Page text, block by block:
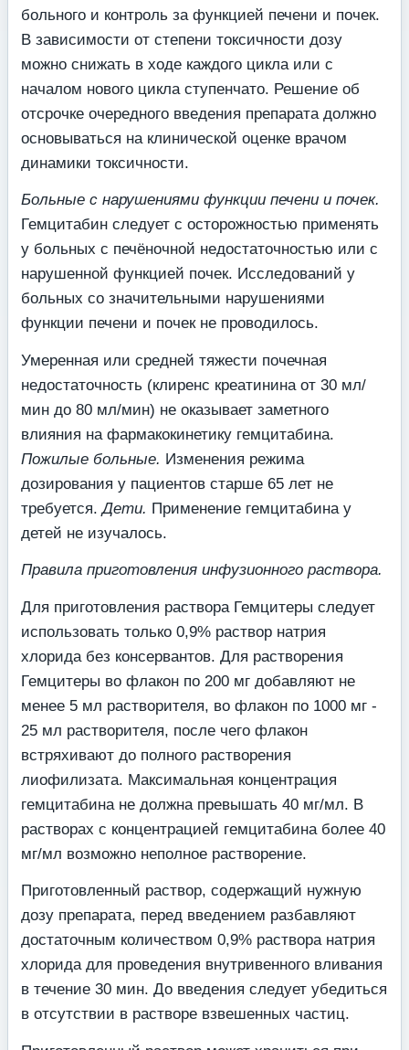
больного и контроль за функцией печени и почек.
В зависимости от степени токсичности дозу
можно снижать в ходе каждого цикла или с
началом нового цикла ступенчато. Решение об
отсрочке очередного введения препарата должно
основываться на клинической оценке врачом
динамики токсичности.
Больные с нарушениями функции печени и почек.
Гемцитабин следует с осторожностью применять
у больных с печёночной недостаточностью или с
нарушенной функцией почек. Исследований у
больных со значительными нарушениями
функции печени и почек не проводилось.
Умеренная или средней тяжести почечная
недостаточность (клиренс креатинина от 30 мл/
мин до 80 мл/мин) не оказывает заметного
влияния на фармакокинетику гемцитабина.
Пожилые больные. Изменения режима
дозирования у пациентов старше 65 лет не
требуется.Дети. Применение гемцитабина у
детей не изучалось.
Правила приготовления инфузионного раствора.
Для приготовления раствора Гемцитеры следует
использовать только 0,9% раствор натрия
хлорида без консервантов. Для растворения
Гемцитеры во флакон по 200 мг добавляют не
менее 5 мл растворителя, во флакон по 1000 мг -
25 мл растворителя, после чего флакон
встряхивают до полного растворения
лиофилизата. Максимальная концентрация
гемцитабина не должна превышать 40 мг/мл. В
растворах с концентрацией гемцитабина более 40
мг/мл возможно неполное растворение.
Приготовленный раствор, содержащий нужную
дозу препарата, перед введением разбавляют
достаточным количеством 0,9% раствора натрия
хлорида для проведения внутривенного вливания
в течение 30 мин. До введения следует убедиться
в отсутствии в растворе взвешенных частиц.